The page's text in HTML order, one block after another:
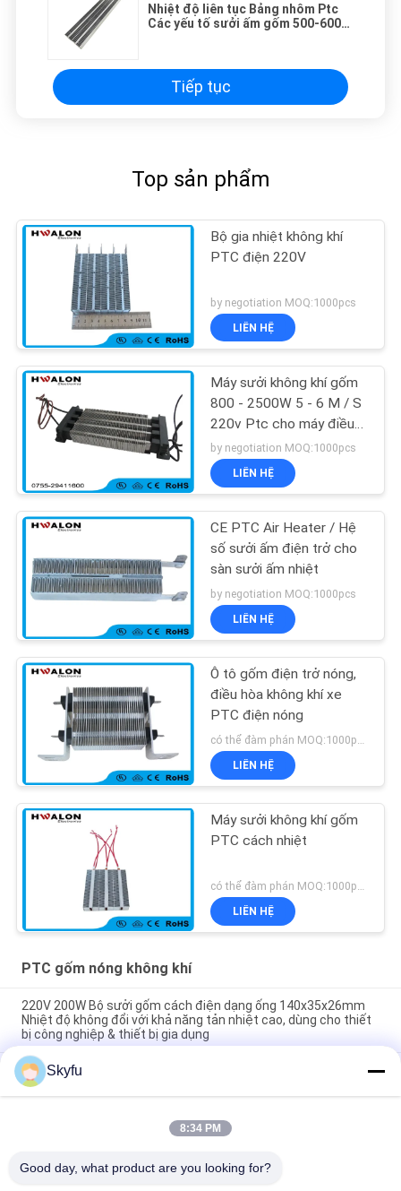
Nhiệt độ liên tục Bảng nhôm Ptc
Các yếu tố sưởi ấm gốm 500-600w
Tiếp tục
Top sản phẩm
Bộ gia nhiệt không khí
PTC điện 220V
by negotiation MOQ:1000pcs
LIÊN HỆ
Máy sưởi không khí gốm
800 - 2500W 5 - 6 M / S
220v Ptc cho máy điều
hòa không khí tự động
by negotiation MOQ:1000pcs
LIÊN HỆ
CE PTC Air Heater / Hệ
số sưởi ấm điện trở cho
sàn sưởi ấm nhiệt
by negotiation MOQ:1000pcs
LIÊN HỆ
Ô tô gốm điện trở nóng,
điều hòa không khí xe
PTC điện nóng
LIÊN HỆ
Máy sưởi không khí gốm
PTC cách nhiệt
LIÊN HỆ
PTC gốm nóng không khí
220V 200W Bộ sưởi gốm cách điện dạng ống 140x35x26mm
Nhiệt độ không đổi với khả năng tản nhiệt cao, dùng cho thiết
bị công nghiệp & thiết bị gia dụng
Phòng tiết kiệm năng lượng PTC Xe hơi quạt không khí máy
sưởi nhiệt độ liên tục sưởi ấm máy sưởi không khí yếu tố an
toàn nhà
48V 200w 75x76x26mm ptc kim loại quạt không khí lò sưởi
Skyfu
8:34 PM
Good day, what product are you looking for?